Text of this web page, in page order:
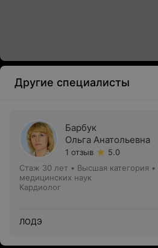
Другие специалисты
Барбук
Ольга Анатольевна
1 отзыв
5.0
Стаж 30 лет • Высшая категория •
медицинских наук
Кардиолог
ЛОДЭ